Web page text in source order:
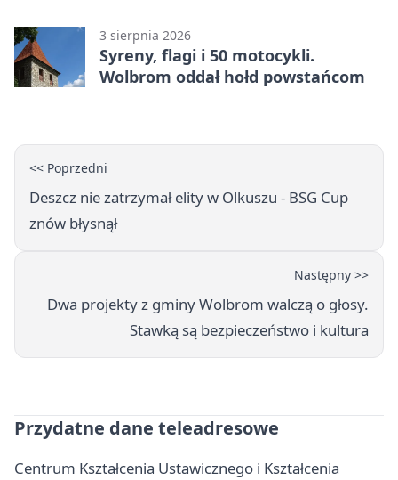
3 sierpnia 2026
Syreny, flagi i 50 motocykli.
Wolbrom oddał hołd powstańcom
<< Poprzedni
Deszcz nie zatrzymał elity w Olkuszu - BSG Cup
znów błysnął
Następny >>
Dwa projekty z gminy Wolbrom walczą o głosy.
Stawką są bezpieczeństwo i kultura
Przydatne dane teleadresowe
Centrum Kształcenia Ustawicznego i Kształcenia